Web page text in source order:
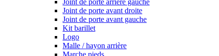
Joint de porte arrière gauche
Joint de porte avant droite
Joint de porte avant gauche
Kit barillet
Logo
Malle / hayon arrière
Marche pieds